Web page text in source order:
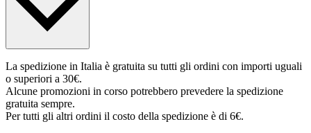
La spedizione in Italia è gratuita su tutti gli ordini con importi uguali
o superiori a 30€.
Alcune promozioni in corso potrebbero prevedere la spedizione
gratuita sempre.
Per tutti gli altri ordini il costo della spedizione è di 6€.